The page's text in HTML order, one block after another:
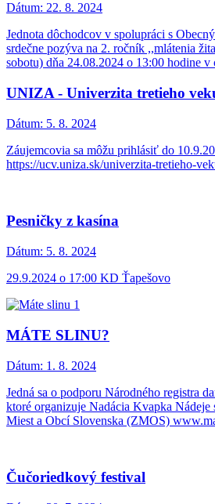
Dátum: 22. 8. 2024
Jednota dôchodcov v spolupráci s
srdečne pozýva na 2. ročník ,,mlátenia
sobotu) dňa 24.08.2024 o 13:00 hodine v
UNIZA - Univerzita tretieho
Dátum: 5. 8. 2024
Záujemcovia sa môžu prihlásiť do
https://ucv.uniza.sk/univerzita-tretieho-
Pesničky z kasína
Dátum: 5. 8. 2024
29.9.2024 o 17:00 KD Ťapešovo
MÁTE SLINU?
Dátum: 1. 8. 2024
Jedná sa o podporu Národného registra
ktoré organizuje Nadácia Kvapka Nádeje
Miest a Obcí Slovenska (ZMOS)
Čučoriedkový festival